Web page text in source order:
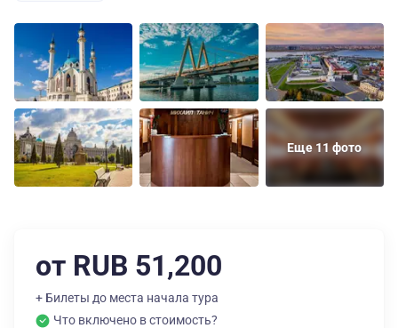
Еще 11 фото
от RUB 51,200
+ Билеты до места начала тура
Что включено в стоимость?